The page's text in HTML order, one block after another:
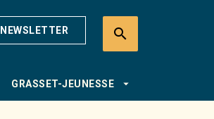
NEWSLETTER search
GRASSET-JEUNESSE arrow_drop_down